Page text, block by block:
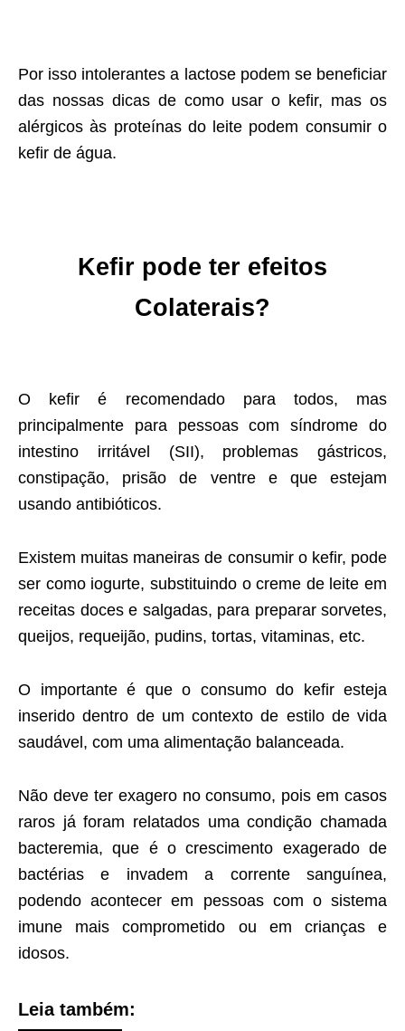
Por isso intolerantes a lactose podem se beneficiar
das nossas dicas de como usar o kefir, mas os
alérgicos às proteínas do leite podem consumir o
kefir de água.
Kefir pode ter efeitos
Colaterais?
O kefir é recomendado para todos, mas
principalmente para pessoas com síndrome do
intestino irritável (SII), problemas gástricos,
constipação, prisão de ventre e que estejam
usando antibióticos.
Existem muitas maneiras de consumir o kefir, pode
ser como iogurte, substituindo o creme de leite em
receitas doces e salgadas, para preparar sorvetes,
queijos, requeijão, pudins, tortas, vitaminas, etc.
O importante é que o consumo do kefir esteja
inserido dentro de um contexto de estilo de vida
saudável, com uma alimentação balanceada.
Não deve ter exagero no consumo, pois em casos
raros já foram relatados uma condição chamada
bacteremia, que é o crescimento exagerado de
bactérias e invadem a corrente sanguínea,
podendo acontecer em pessoas com o sistema
imune mais comprometido ou em crianças e
idosos.
Leia também: